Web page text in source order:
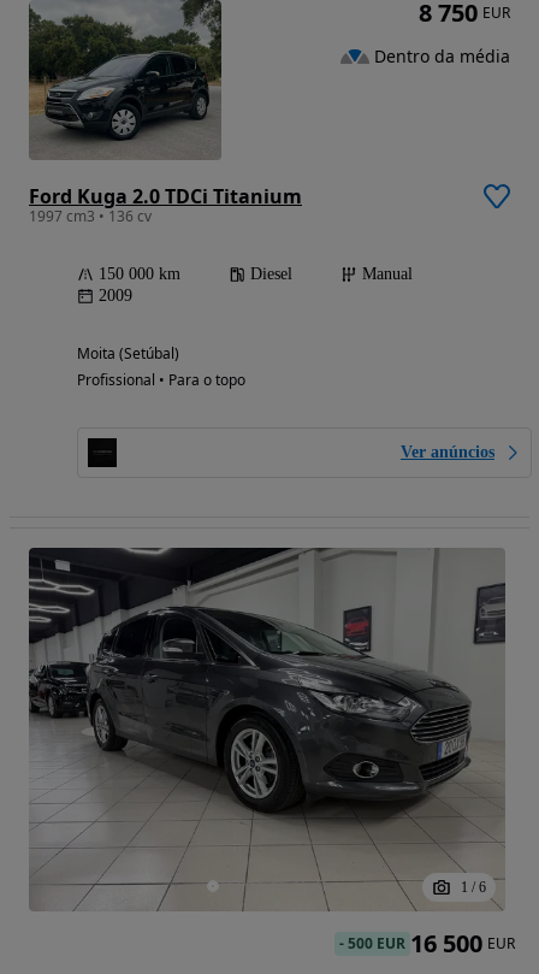
Ford Kuga 2.0 TDCi Titanium
1997 cm3 • 136 cv
150 000 km Diesel
Manual
2009
Moita (Setúbal)
Profissional • Para o topo
Ver anúncios
8 750 EUR
Dentro da média
1 / 6
-500 EUR 16 500 EUR